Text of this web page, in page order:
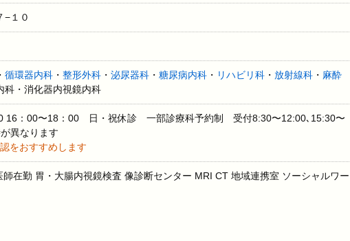
−１０
・ 循環器内科 ・ 整形外科 ・ 泌尿器科 ・ 糖尿病内科 ・ リハビリ科 ・ 放射線科 ・ 麻酔
科・消化器内視鏡内科
16：00〜18：00 日・祝休診 一部診療科予約制 受付8:30〜12:00､15:30〜
異なります
をおすすめします
在勤 胃・大腸内視鏡検査 像診断センター MRI CT 地域連携室 ソーシャルワー